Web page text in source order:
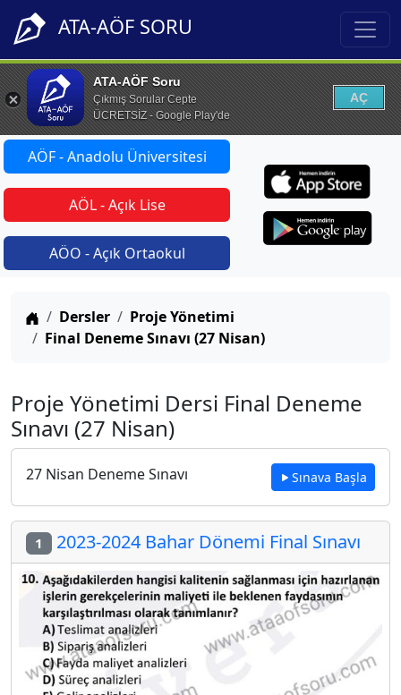
ATA-AÖF SORU
ATA-AÖF Soru
Çıkmış Sorular Cepte
ÜCRETSİZ - Google Play'de
AÇ
AÖF - Anadolu Üniversitesi
AÖL - Açık Lise
AÖO - Açık Ortaokul
Anasayfa
Dersler
Proje Yönetimi
Final Deneme Sınavı (27 Nisan)
Proje Yönetimi Dersi Final Deneme
Sınavı (27 Nisan)
27 Nisan Deneme Sınavı Sınava Başla
1 2023-2024 Bahar Dönemi Final Sınavı